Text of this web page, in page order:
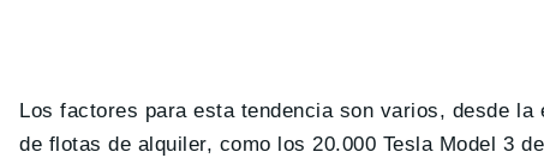
Los factores para esta tendencia son varios, desde
de flotas de alquiler, como los 20.000 Tesla Model 3